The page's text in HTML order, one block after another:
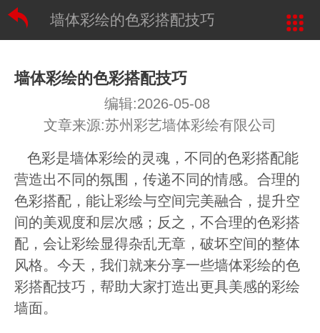
墙体彩绘的色彩搭配技巧
墙体彩绘的色彩搭配技巧
编辑:2026-05-08
文章来源:苏州彩艺墙体彩绘有限公司
色彩是墙体彩绘的灵魂，不同的色彩搭配能
营造出不同的氛围，传递不同的情感。合理的
色彩搭配，能让彩绘与空间完美融合，提升空
间的美观度和层次感；反之，不合理的色彩搭
配，会让彩绘显得杂乱无章，破坏空间的整体
风格。今天，我们就来分享一些墙体彩绘的色
彩搭配技巧，帮助大家打造出更具美感的彩绘
墙面。